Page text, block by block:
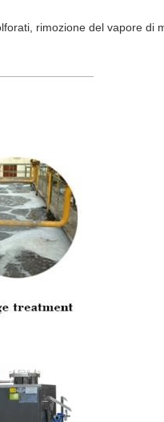
rimozione del vapore di